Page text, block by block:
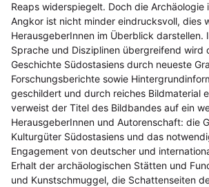
Reaps widerspiegelt. Doch die Archäologie
Angkor ist nicht minder eindrucksvoll, dies
HerausgeberInnen im Überblick darstellen.
Sprache und Disziplinen übergreifend wird
Geschichte Südostasiens durch neueste
Forschungsberichte sowie
geschildert und durch reiches Bildmaterial
verweist der Titel des Bildbandes auf ein
HerausgeberInnen und Autorenschaft: die
Kulturgüter Südostasiens und das
Engagement von deutscher und
Erhalt der archäologischen Stätten und
und Kunstschmuggel, die Schattenseiten